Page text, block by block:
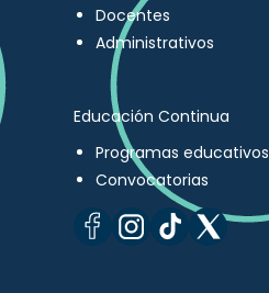
Docentes
Administrativos
Educación Continua
Programas educativos
Convocatorias